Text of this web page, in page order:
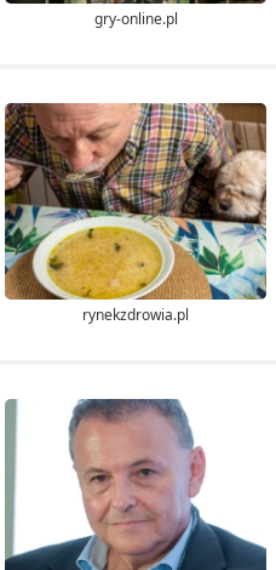
gry-online.pl
rynekzdrowia.pl